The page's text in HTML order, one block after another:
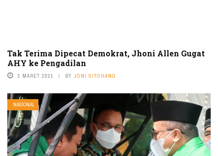
Tak Terima Dipecat Demokrat, Jhoni Allen Gugat
AHY ke Pengadilan
3 MARET 2021 BY JONI SITOHANG
NASIONAL